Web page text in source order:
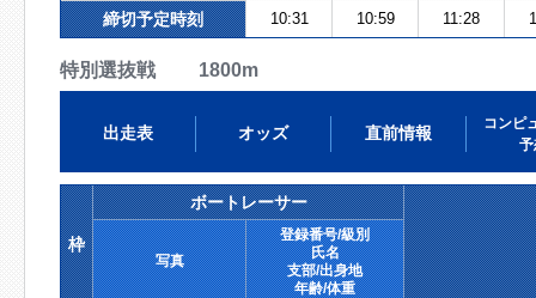
締切予定時刻 10:31 10:59 11:28
特別選抜戦 1800m
出走表 オッズ 直前情報
コンピ
予
枠
ボートレーサー
写真
登録番号/級別
氏名
支部/出身地
年齢/体重